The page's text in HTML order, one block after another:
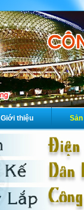
Giới thiệu